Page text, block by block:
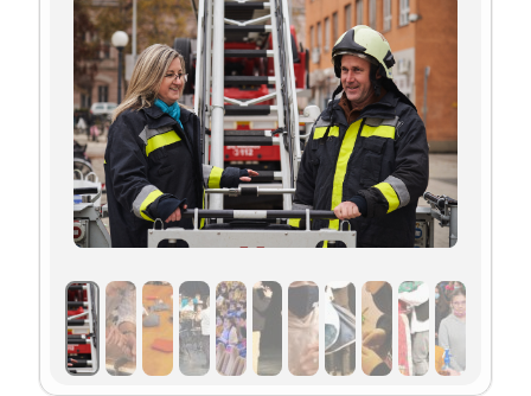
12:30 -13:00 FIGYELEMFELHÍVÓ TÁBLÁK
KIHELYEZÉSE
13:00 -13:30 MAKÓI MAGÁN ZENEISKOLA
IFJÚSÁGI FÚVÓS ZENEKARÁNAK ELŐADÁSA
13:30 -14:00 MAKÓI NÉPTÁNCEGYÜTTES MŰSORA
14:00 -15:00 BALKÁN UNION KONCERT
NEMZETI MŰVELŐDÉSI INTÉZET ÉRTÉKTÁRI
BEMUTATÓJA
NÉPI FAJÁTÉKOK